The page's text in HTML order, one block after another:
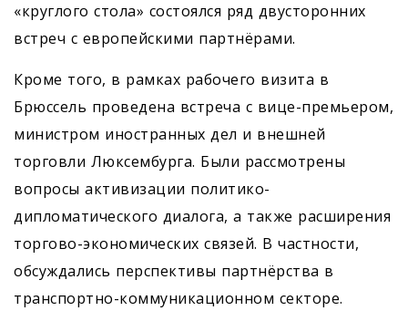
«круглого стола» состоялся ряд двусторонних
встреч с европейскими партнёрами.
Кроме того, в рамках рабочего визита в
Брюссель проведена встреча с вице-премьером,
министром иностранных дел и внешней
торговли Люксембурга. Были рассмотрены
вопросы активизации политико-
дипломатического диалога, а также расширения
торгово-экономических связей. В частности,
обсуждались перспективы партнёрства в
транспортно-коммуникационном секторе.